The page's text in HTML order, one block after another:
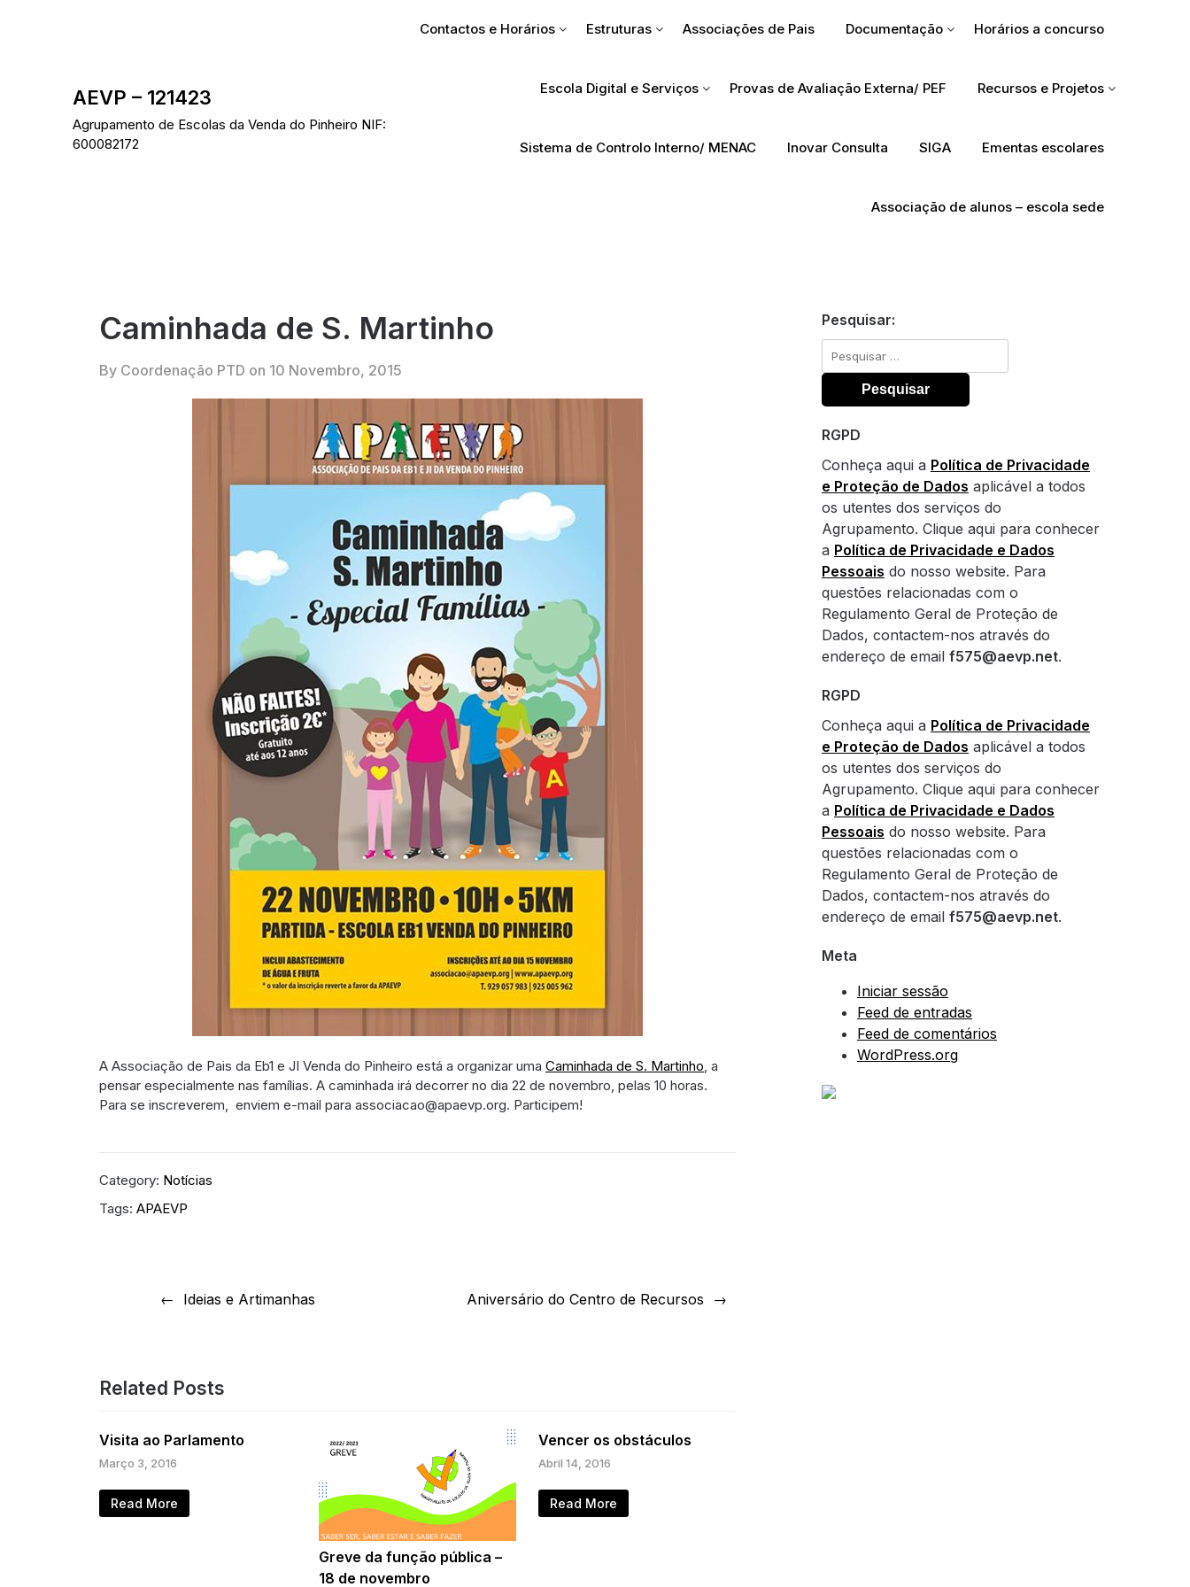
AEVP – 121423
Agrupamento de Escolas da Venda do Pinheiro NIF:
600082172
Contactos e Horários Estruturas Associações de Pais Documentação Horários a concurso
Escola Digital e Serviços Provas de Avaliação Externa/ PEF Recursos e Projetos
Sistema de Controlo Interno/ MENAC Inovar Consulta SIGA Ementas escolares
Associação de alunos – escola sede
Caminhada de S. Martinho
By Coordenação PTD on 10 Novembro, 2015
A Associação de Pais da Eb1 e JI Venda do Pinheiro está a organizar uma Caminhada de S. Martinho , a
pensar especialmente nas famílias. A caminhada irá decorrer no dia 22 de novembro, pelas 10 horas.
Para se inscreverem, enviem e-mail para associacao@apaevp.org. Participem!
Category: Notícias
Tags: APAEVP
NavegaçãoIdeias e Artimanhas Aniversário do Centro de Recursos
Related Posts
Visita ao Parlamento
Março 3, 2016
Read More
Greve da função pública –
18 de novembro
Vencer os obstáculos
Abril 14, 2016
Read More
Pesquisar:
Pesquisar
por:
RGPD
Conheça aqui a Política de Privacidade
e Proteção de Dados aplicável a todos
os utentes dos serviços do
Agrupamento. Clique aqui para conhecer
a Política de Privacidade e Dados
Pessoais do nosso website. Para
questões relacionadas com o
Regulamento Geral de Proteção de
Dados, contactem-nos através do
endereço de email f575@aevp.net.
RGPD
Conheça aqui a Política de Privacidade
e Proteção de Dados aplicável a todos
os utentes dos serviços do
Agrupamento. Clique aqui para conhecer
a Política de Privacidade e Dados
Pessoais do nosso website. Para
questões relacionadas com o
Regulamento Geral de Proteção de
Dados, contactem-nos através do
endereço de email f575@aevp.net.
Meta
Iniciar sessão
Feed de entradas
Feed de comentários
WordPress.org